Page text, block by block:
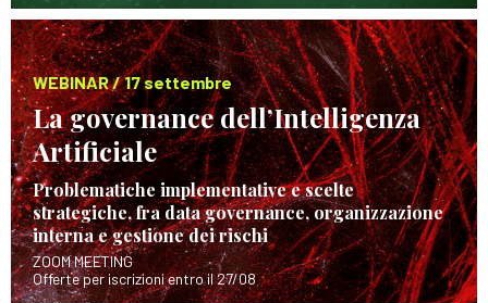
WEBINAR / 17 settembre
La governance dell’Intelligenza
Artificiale
Problematiche implementative e scelte
strategiche, fra data governance, organizzazione
interna e gestione dei rischi
ZOOM MEETING
Offerte per iscrizioni entro il 27/08